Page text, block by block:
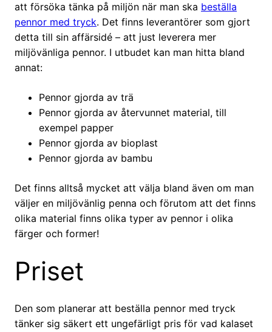
att försöka tänka på miljön när man ska beställa
pennor med tryck. Det finns leverantörer som gjort
detta till sin affärsidé – att just leverera mer
miljövänliga pennor. I utbudet kan man hitta bland
annat:
Pennor gjorda av trä
Pennor gjorda av återvunnet material, till
exempel papper
Pennor gjorda av bioplast
Pennor gjorda av bambu
Det finns alltså mycket att välja bland även om man
väljer en miljövänlig penna och förutom att det finns
olika material finns olika typer av pennor i olika
färger och former!
Priset
Den som planerar att beställa pennor med tryck
tänker sig säkert ett ungefärligt pris för vad kalaset